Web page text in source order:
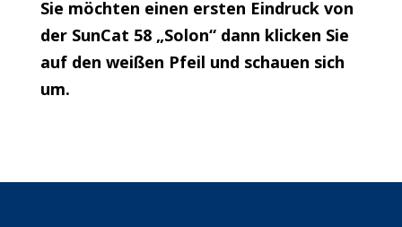
Sie möchten einen ersten Eindruck von
der SunCat 58 „Solon“ dann klicken Sie
auf den weißen Pfeil und schauen sich
um.